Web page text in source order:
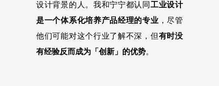
设计背景的人。我和宁宁都认同 工业设计
是一个体系化培养产品经理的专业 ，尽管
他们可能对这个行业了解不深，但有时没
有经验反而成为「创新」的优势。